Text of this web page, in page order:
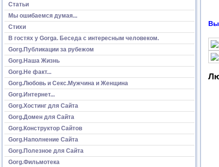
Статьи
Мы ошибаемся думая...
Стихи
В гостях у Gorga. Беседа с интересным человеком.
Gorg.Публикации за рубежом
Gorg.Наша Жизнь
Gorg.Не факт...
Gorg.Любовь и Секс.Мужчина и Женщина
Gorg.Интернет...
Gorg.Хостинг для Сайта
Gorg.Домен для Сайта
Gorg.Конструктор Сайтов
Gorg.Наполнение Сайта
Gorg.Полезное для Сайта
Gorg.Фильмотека